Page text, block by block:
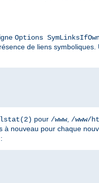
Options
de liens
lstat(2) pour /www, /www/
nouveau pour chaque